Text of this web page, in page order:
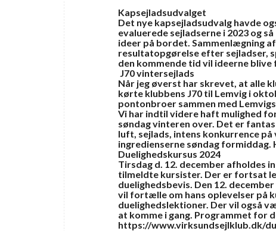
Kapsejladsudvalget
Det nye kapsejladsudvalg havde
evaluerede sejladserne i 2023 og
ideer på bordet. Sammenlægning
resultatopgørelse efter sejladser,
den kommende tid vil ideerne
J70 vintersejlads
Når jeg øverst har skrevet, at alle
kørte klubbens J70 til Lemvig i
pontonbroer sammen med Lemvigs
Vi har indtil videre haft mulighed
søndag vinteren over. Det er
luft, sejlads, intens konkurrence
ingredienserne søndag
Duelighedskursus 2024
Tirsdag d. 12. december afholdes
tilmeldte kursister. Der er fortsat
duelighedsbevis. Den 12.
vil fortælle om hans oplevelser på
duelighedslektioner. Der vil også
at komme i gang. Programmet for
https://www.virksundsejlklub.dk/